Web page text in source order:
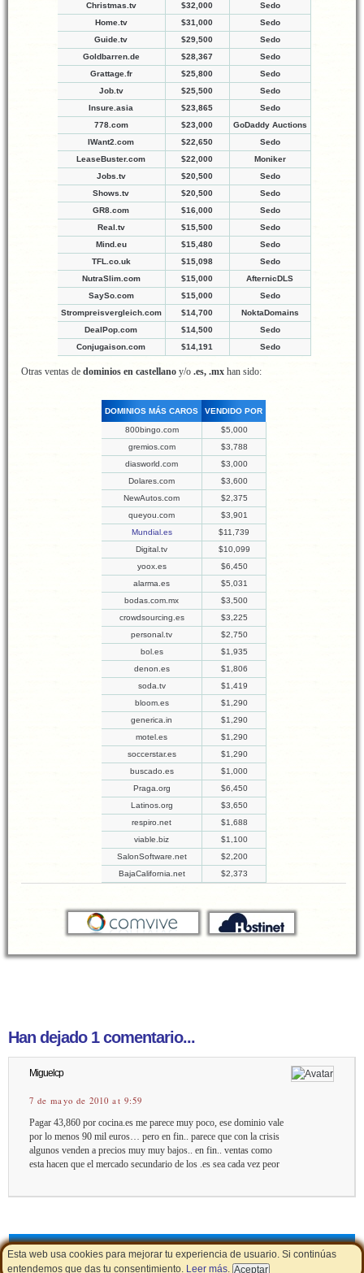
Esta web usa cookies para mejorar tu experiencia de usuario. Si continúas
entendemos que das tu consentimiento. Leer más.
Christmas.tv
$32,000
Sedo
Home.tv
$31,000
Sedo
Guide.tv
$29,500
Sedo
Goldbarren.de
$28,367
Sedo
Grattage.fr
$25,800
Sedo
Job.tv
$25,500
Sedo
Insure.asia
$23,865
Sedo
778.com
$23,000
GoDaddy Auctions
IWant2.com
$22,650
Sedo
LeaseBuster.com
$22,000
Moniker
Jobs.tv
$20,500
Sedo
Shows.tv
$20,500
Sedo
GR8.com
$16,000
Sedo
Real.tv
$15,500
Sedo
Mind.eu
$15,480
Sedo
TFL.co.uk
$15,098
Sedo
NutraSlim.com
$15,000
AfternicDLS
SaySo.com
$15,000
Sedo
Strompreisvergleich.com
$14,700
NoktaDomains
DealPop.com
$14,500
Sedo
Conjugaison.com
$14,191 Sedo
Otras ventas de dominios en castellano y/o .es, .mx han sido:
DOMINIOS MÁS CAROS VENDIDO POR
800bingo.com
$5,000
gremios.com
$3,788
diasworld.com
$3,000
Dolares.com
$3,600
NewAutos.com
$2,375
queyou.com
$3,901
Mundial.es
$11,739
Digital.tv
$10,099
yoox.es
$6,450
alarma.es
$5,031
bodas.com.mx
$3,500
crowdsourcing.es
$3,225
personal.tv
$2,750
bol.es
$1,935
denon.es
$1,806
soda.tv
$1,419
bloom.es
$1,290
generica.in
$1,290
motel.es
$1,290
soccerstar.es
$1,290
buscado.es
$1,000
Praga.org
$6,450
Latinos.org
$3,650
respiro.net
$1,688
viable.biz
$1,100
SalonSoftware.net
$2,200
BajaCalifornia.net
$2,373
Han dejado 1 comentario...
Miguelcp
7 de mayo de 2010 at 9:59
Pagar 43,860 por cocina.es me parece muy poco, ese dominio vale
por lo menos 90 mil euros… pero en fin.. parece que con la crisis
algunos venden a precios muy muy bajos.. en fin.. ventas como
esta hacen que el mercado secundario de los .es sea cada vez peor
Cupones de descuento Aviso Legal - Política de Cookies |LSSI